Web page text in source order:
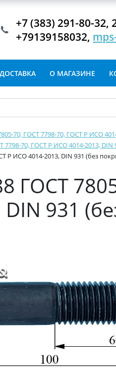
+7 (383) 291-80-32,
+79139158032,
ДОСТАВКА О МАГАЗИНЕ
70, ГОСТ 7798-70, ГОСТ Р ИСО
7798-70, ГОСТ Р ИСО 4014-2013, DIN
Р ИСО 4014-2013, DIN 931 (без
ГОСТ
931